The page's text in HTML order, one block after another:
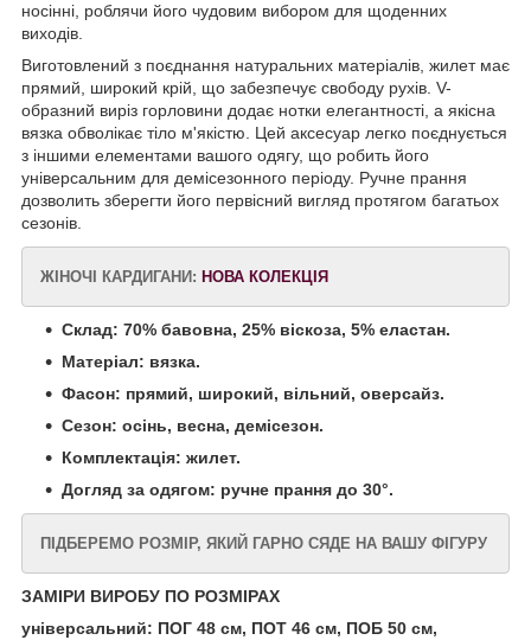
носінні, роблячи його чудовим вибором для щоденних
виходів.
Виготовлений з поєднання натуральних матеріалів, жилет має
прямий, широкий крій, що забезпечує свободу рухів. V-
образний виріз горловини додає нотки елегантності, а якісна
вязка обволікає тіло м'якістю. Цей аксесуар легко поєднується
з іншими елементами вашого одягу, що робить його
універсальним для демісезонного періоду. Ручне прання
дозволить зберегти його первісний вигляд протягом багатьох
сезонів.
ЖІНОЧІ КАРДИГАНИ: НОВА КОЛЕКЦІЯ
Склад: 70% бавовна, 25% віскоза, 5% еластан.
Матеріал: вязка.
Фасон: прямий, широкий, вільний, оверсайз.
Сезон: осінь, весна, демісезон.
Комплектація: жилет.
Догляд за одягом: ручне прання до 30°.
ПІДБЕРЕМО РОЗМІР, ЯКИЙ ГАРНО СЯДЕ НА ВАШУ ФІГУРУ
ЗАМІРИ ВИРОБУ ПО РОЗМІРАХ
універсальний: ПОГ 48 см, ПОТ 46 см, ПОБ 50 см,